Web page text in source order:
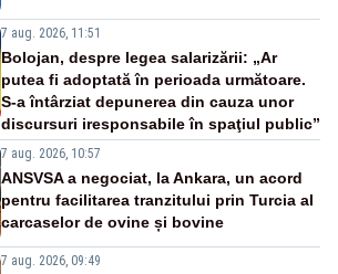
7 aug. 2026, 11:51
Bolojan, despre legea salarizării: „Ar
putea fi adoptată în perioada următoare.
S-a întârziat depunerea din cauza unor
discursuri iresponsabile în spaţiul public”
7 aug. 2026, 10:57
ANSVSA a negociat, la Ankara, un acord
pentru facilitarea tranzitului prin Turcia al
carcaselor de ovine și bovine
7 aug. 2026, 09:49